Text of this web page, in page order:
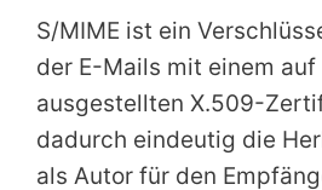
S/MIME ist ein
der E-Mails mit einem auf
ausgestellten X.509-
dadurch eindeutig die
als Autor für den